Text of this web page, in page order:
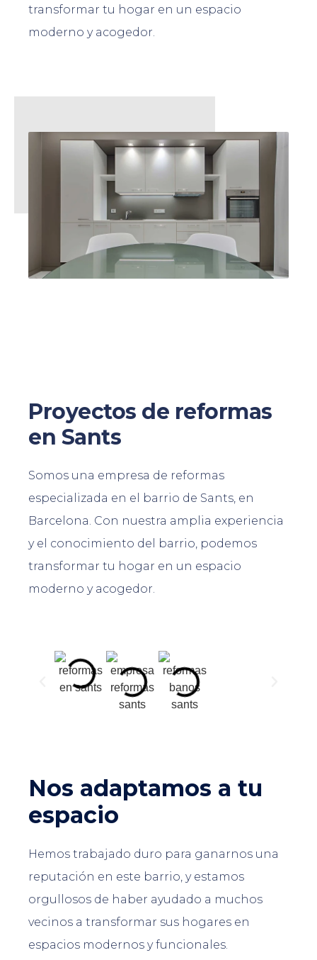
transformar tu hogar en un espacio
moderno y acogedor.
Proyectos de reformas
en Sants
Somos una empresa de reformas
especializada en el barrio de Sants, en
Barcelona. Con nuestra amplia experiencia
y el conocimiento del barrio, podemos
transformar tu hogar en un espacio
moderno y acogedor.
Nos adaptamos a tu
espacio
Hemos trabajado duro para ganarnos una
reputación en este barrio, y estamos
orgullosos de haber ayudado a muchos
vecinos a transformar sus hogares en
espacios modernos y funcionales.